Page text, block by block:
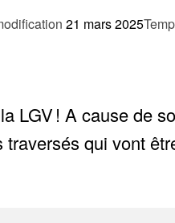
21 mars 2025
LGV ! A cause de
qui vont